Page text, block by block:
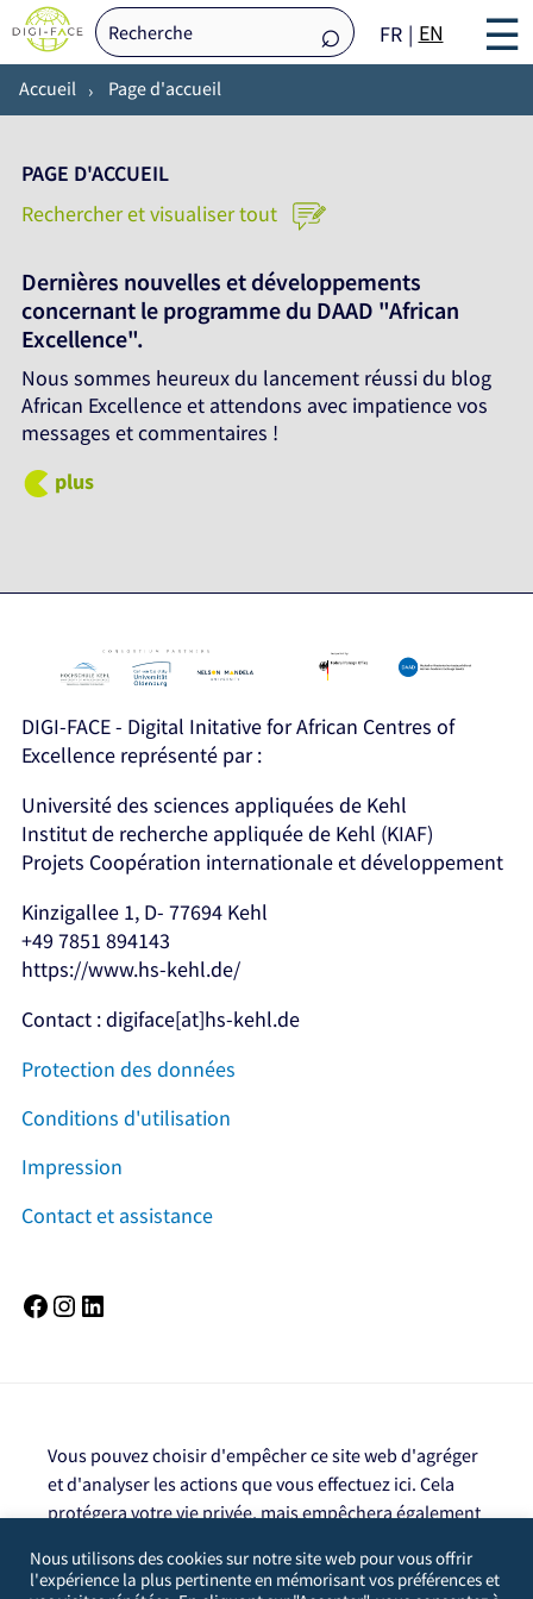
FR EN ☰
Accueil Page d'accueil
PAGE D'ACCUEIL
Rechercher et visualiser tout
Dernières nouvelles et développements
concernant le programme du DAAD "African
Excellence".
Nous sommes heureux du lancement réussi du blog
African Excellence et attendons avec impatience vos
messages et commentaires !
plus
DIGI-FACE - Digital Initative for African Centres of
Excellence représenté par :
Université des sciences appliquées de Kehl
Institut de recherche appliquée de Kehl (KIAF)
Projets Coopération internationale et développement
Kinzigallee 1, D- 77694 Kehl
+49 7851 894143
https://www.hs-kehl.de/
Contact : digiface[at]hs-kehl.de
Protection des données
Conditions d'utilisation
Impression
Contact et assistance
Facebook Instagram
Vous pouvez choisir d'empêcher ce site web d'agréger
et d'analyser les actions que vous effectuez ici. Cela
protégera votre vie privée, mais empêchera également
vos actions et de créer une meilleure expérience pour
Nous utilisons des cookies sur notre site web pour vous offrir
l'expérience la plus pertinente en mémorisant vos préférences et